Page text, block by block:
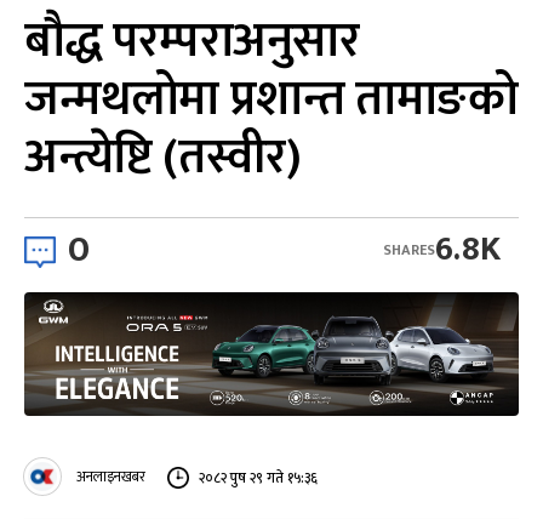
बौद्ध परम्पराअनुसार
जन्मथलोमा प्रशान्त तामाङको
अन्त्येष्टि (तस्वीर)
0 6.8K
SHARES
अनलाइनखबर २०८२ पुष २९ गते १५:३६